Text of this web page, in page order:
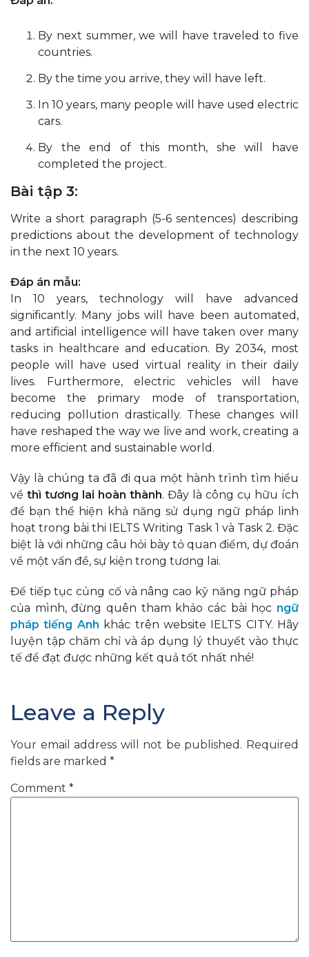
By next summer, we will have traveled to five
countries.
By the time you arrive, they will have left.
In 10 years, many people will have used electric
cars.
By the end of this month, she will have
completed the project.
Bài tập 3:
Write a short paragraph (5-6 sentences) describing
predictions about the development of technology
in the next 10 years.
Đáp án mẫu:
In 10 years, technology will have advanced
significantly. Many jobs will have been automated,
and artificial intelligence will have taken over many
tasks in healthcare and education. By 2034, most
people will have used virtual reality in their daily
lives. Furthermore, electric vehicles will have
become the primary mode of transportation,
reducing pollution drastically. These changes will
have reshaped the way we live and work, creating a
more efficient and sustainable world.
Vậy là chúng ta đã đi qua một hành trình tìm hiểu
về thì tương lai hoàn thành. Đây là công cụ hữu ích
để bạn thể hiện khả năng sử dụng ngữ pháp linh
hoạt trong bài thi IELTS Writing Task 1 và Task 2. Đặc
biệt là với những câu hỏi bày tỏ quan điểm, dự đoán
về một vấn đề, sự kiện trong tương lai.
Để tiếp tục củng cố và nâng cao kỹ năng ngữ pháp
của mình, đừng quên tham khảo các bài học ngữ
pháp tiếng Anh khác trên website IELTS CITY. Hãy
luyện tập chăm chỉ và áp dụng lý thuyết vào thực
tế để đạt được những kết quả tốt nhất nhé!
Leave a Reply
Your email address will not be published. Required
fields are marked *
Comment *